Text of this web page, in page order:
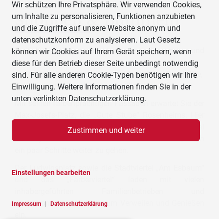
Shoppen & Bummeln
Endlich wieder nach Herzenslust bummeln und
shoppen:
In Rosenheim laden die verschiedensten Geschäfte,
Boutiquen und Kaufhäuser zum Flanieren ein.
Mit seinen farbenprächtigen Fassaden erwartet Sie der
finden Sie traditionelle Geschäfte und original
oberbayerische Wirtschaften. Doch es lohnt sich, noch
Der Ludwigsplatz sowie die Stadtviertel „Am Esbaum“
gastronomischer Vielfalt zum Verweilen und Genießen
Wir schützen Ihre Privatsphäre. Wir verwenden Cookies,
um Inhalte zu personalisieren, Funktionen anzubieten
und die Zugriffe auf unsere Website anonym und
datenschutzkonform zu analysieren. Laut Gesetz
können wir Cookies auf Ihrem Gerät speichern, wenn
diese für den Betrieb dieser Seite unbedingt notwendig
sind. Für alle anderen Cookie-Typen benötigen wir Ihre
Einwilligung. Weitere Informationen finden Sie in der
unten verlinkten Datenschutzerklärung.
Zustimmen und weiter
Impressum Datenschutzerklärung
Einstellungen bearbeiten